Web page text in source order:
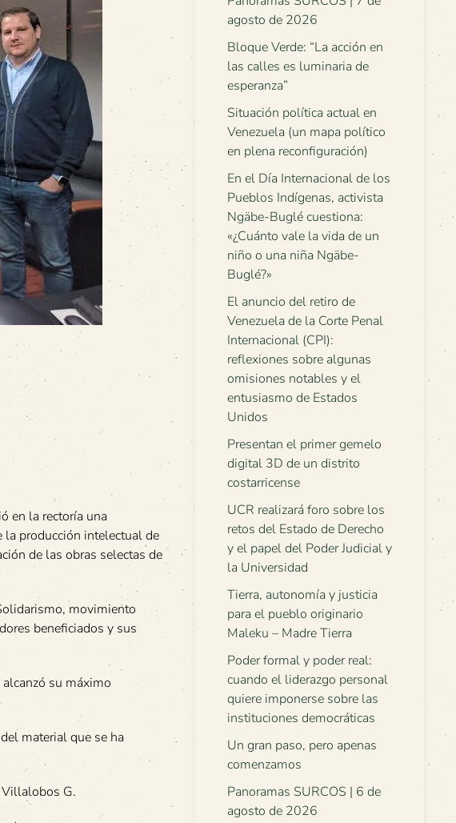
en la rectoría una
producción intelectual de
de las obras selectas de
movimiento
beneficiados y sus
su máximo
material que se ha
G.
agosto de 2026
Bloque Verde: “La acción en
las calles es luminaria de
esperanza”
Situación política actual en
Venezuela (un mapa político
en plena reconfiguración)
En el Día Internacional de los
Pueblos Indígenas, activista
Ngäbe-Buglé cuestiona:
«¿Cuánto vale la vida de un
niño o una niña Ngäbe-
Buglé?»
El anuncio del retiro de
Venezuela de la Corte Penal
Internacional (CPI):
reflexiones sobre algunas
omisiones notables y el
entusiasmo de Estados
Unidos
Presentan el primer gemelo
digital 3D de un distrito
costarricense
UCR realizará foro sobre los
retos del Estado de Derecho
y el papel del Poder Judicial y
la Universidad
Tierra, autonomía y justicia
para el pueblo originario
Maleku – Madre Tierra
Poder formal y poder real:
cuando el liderazgo personal
quiere imponerse sobre las
instituciones democráticas
Un gran paso, pero apenas
comenzamos
Panoramas SURCOS | 6 de
agosto de 2026